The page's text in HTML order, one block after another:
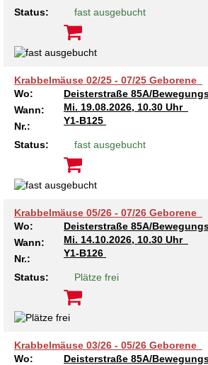
Status: fast ausgebucht
Krabbelmäuse 02/25 - 07/25 Geborene
Wo:
Deisterstraße 85A/
Wann:
Mi. 19.08.2026, 10.30 Uhr
Nr.:
Y1-B125
Status: fast ausgebucht
Krabbelmäuse 05/26 - 07/26 Geborene
Wo:
Deisterstraße 85A/
Wann:
Mi. 14.10.2026, 10.30 Uhr
Nr.:
Y1-B126
Status: Plätze frei
Krabbelmäuse 03/26 - 05/26 Geborene
Wo:
Deisterstraße 85A/